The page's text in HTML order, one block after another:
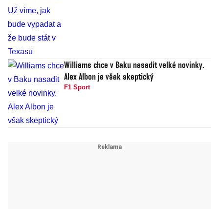
Williams chce v Baku nasadit velké novinky.
Alex Albon je však skeptický
F1 Sport